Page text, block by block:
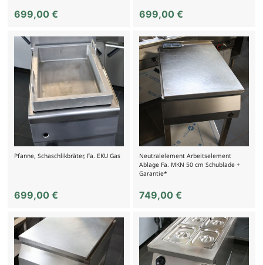
699,00 € 699,00€
Pfanne, Schaschlikbräter, Fa. EKU Gas
699,00 €
Neutralelement Arbeitselement
Ablage Fa. MKN 50 cm Schublade +
Garantie*
749,00€